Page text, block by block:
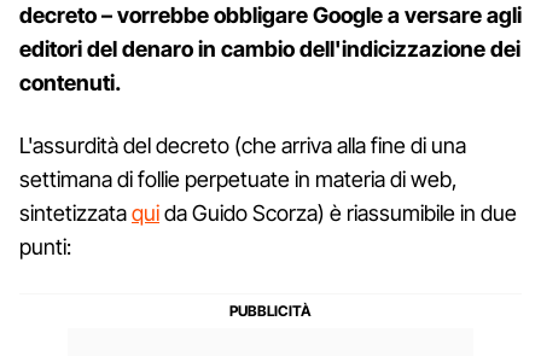
decreto – vorrebbe obbligare Google a versare agli
editori del denaro in cambio dell'indicizzazione dei
contenuti.
L'assurdità del decreto (che arriva alla fine di una
settimana di follie perpetuate in materia di web,
sintetizzataquida Guido Scorza) è riassumibile in due
punti: